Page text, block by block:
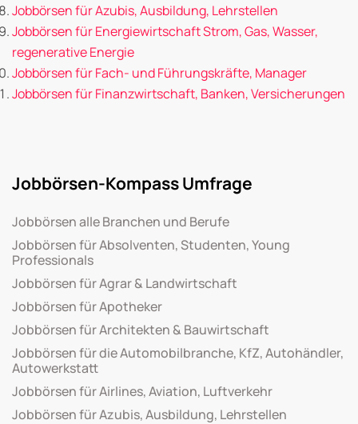
Jobbörsen für Azubis, Ausbildung, Lehrstellen
Jobbörsen für Energiewirtschaft Strom, Gas, Wasser,
regenerative Energie
Jobbörsen für Fach- und Führungskräfte, Manager
Jobbörsen für Finanzwirtschaft, Banken, Versicherungen
Jobbörsen-Kompass Umfrage
Jobbörsen alle Branchen und Berufe
Jobbörsen für Absolventen, Studenten, Young
Professionals
Jobbörsen für Agrar & Landwirtschaft
Jobbörsen für Apotheker
Jobbörsen für Architekten & Bauwirtschaft
Jobbörsen für die Automobilbranche, KfZ, Autohändler,
Autowerkstatt
Jobbörsen für Airlines, Aviation, Luftverkehr
Jobbörsen für Azubis, Ausbildung, Lehrstellen